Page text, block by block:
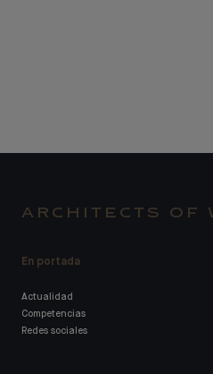
ARCHITECTS OF
En portada
Actualidad
Competencias
Redes sociales